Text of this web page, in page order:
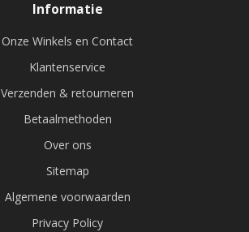
Informatie
Onze Winkels en Contact
Klantenservice
Verzenden & retourneren
Betaalmethoden
Over ons
Sitemap
Algemene voorwaarden
Privacy Policy